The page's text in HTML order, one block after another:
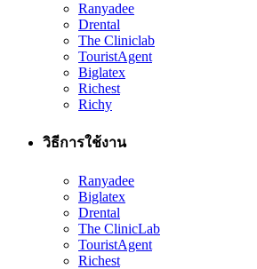
Ranyadee
Drental
The Cliniclab
TouristAgent
Biglatex
Richest
Richy
วิธีการใช้งาน
Ranyadee
Biglatex
Drental
The ClinicLab
TouristAgent
Richest